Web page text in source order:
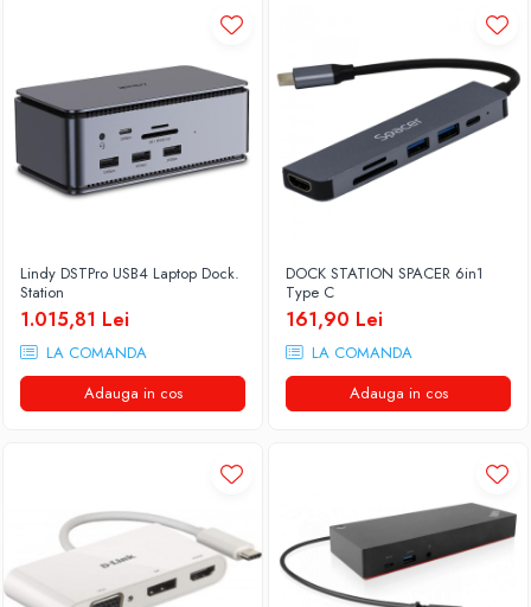
Lindy DSTPro USB4 Laptop Dock.
Station
1.015,81 Lei
LA COMANDA
Adauga in cos
DOCK STATION SPACER 6in1
Type C
161,90 Lei
LA COMANDA
Adauga in cos